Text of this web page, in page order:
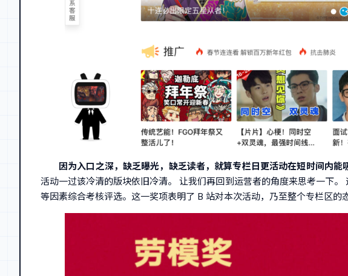
因为入口之深，缺乏曝光，缺乏读者，就算专栏日更活动在短时间内能
活动一过该冷清的版块依旧冷清。 让我们再回到运营者的角度来思考一下
等因素综合考核评选。这一奖项表明了 B 站对本次活动，乃至整个专栏区的